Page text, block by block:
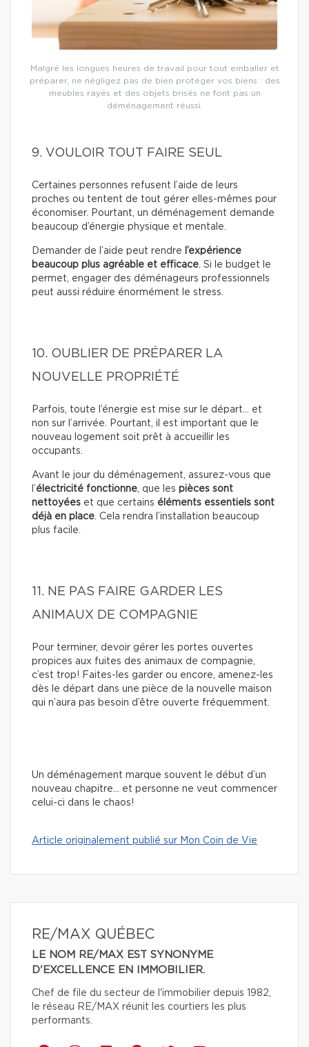
Malgré les longues heures de travail pour tout emballer et
préparer, ne négligez pas de bien protéger vos biens : des
meubles rayés et des objets brisés ne font pas un
déménagement réussi.
9. VOULOIR TOUT FAIRE SEUL
Certaines personnes refusent l’aide de leurs
proches ou tentent de tout gérer elles-mêmes pour
économiser. Pourtant, un déménagement demande
beaucoup d’énergie physique et mentale.
Demander de l’aide peut rendre l’expérience
beaucoup plus agréable et efficace. Si le budget le
permet, engager des déménageurs professionnels
peut aussi réduire énormément le stress.
10. OUBLIER DE PRÉPARER LA
NOUVELLE PROPRIÉTÉ
Parfois, toute l’énergie est mise sur le départ… et
non sur l’arrivée. Pourtant, il est important que le
nouveau logement soit prêt à accueillir les
occupants.
Avant le jour du déménagement, assurez-vous que
l’électricité fonctionne, que les pièces sont
nettoyées et que certains éléments essentiels sont
déjà en place. Cela rendra l’installation beaucoup
plus facile.
11. NE PAS FAIRE GARDER LES
ANIMAUX DE COMPAGNIE
Pour terminer, devoir gérer les portes ouvertes
propices aux fuites des animaux de compagnie,
c’est trop! Faites-les garder ou encore, amenez-les
dès le départ dans une pièce de la nouvelle maison
qui n’aura pas besoin d’être ouverte fréquemment.
Un déménagement marque souvent le début d’un
nouveau chapitre… et personne ne veut commencer
celui-ci dans le chaos!
Article originalement publié sur Mon Coin de Vie
RE/MAX QUÉBEC
LE NOM RE/MAX EST SYNONYME
D'EXCELLENCE EN IMMOBILIER.
Chef de file du secteur de l'immobilier depuis 1982,
le réseau RE/MAX réunit les courtiers les plus
performants.